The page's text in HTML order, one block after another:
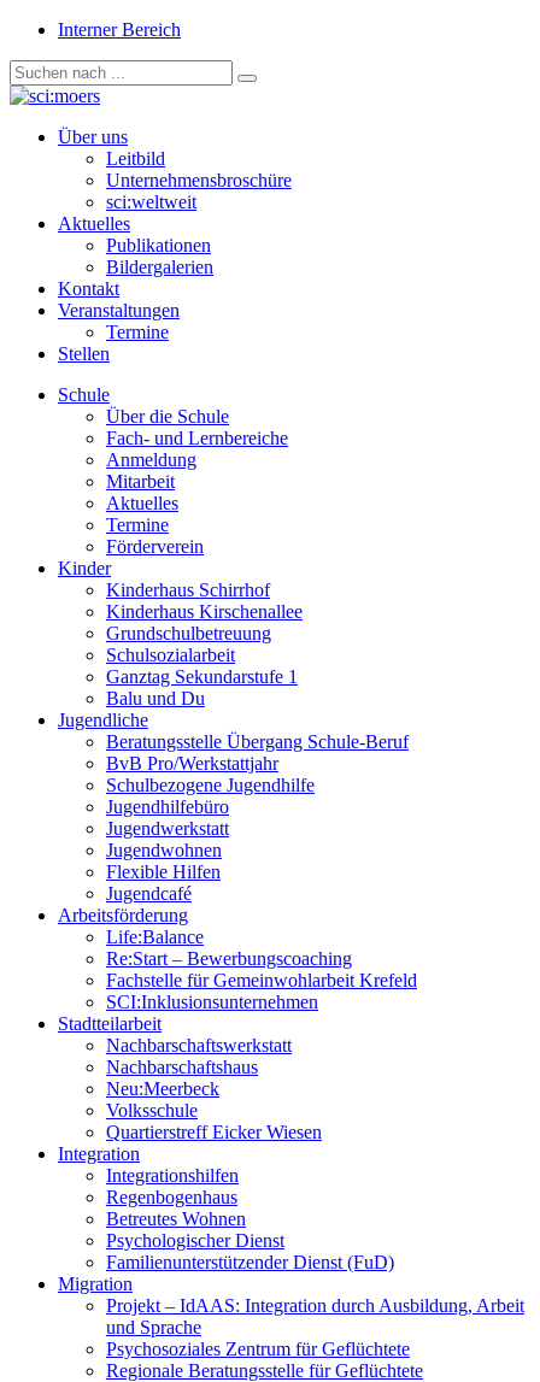
Interner Bereich
Über uns
Leitbild
Unternehmensbroschüre
sci:weltweit
Aktuelles
Publikationen
Bildergalerien
Kontakt
Veranstaltungen
Termine
Stellen
Schule
Über die Schule
Fach- und Lernbereiche
Anmeldung
Mitarbeit
Aktuelles
Termine
Förderverein
Kinder
Kinderhaus Schirrhof
Kinderhaus Kirschenallee
Grundschulbetreuung
Schulsozialarbeit
Ganztag Sekundarstufe 1
Balu und Du
Jugendliche
Beratungsstelle Übergang Schule-Beruf
BvB Pro/Werkstattjahr
Schulbezogene Jugendhilfe
Jugendhilfebüro
Jugendwerkstatt
Jugendwohnen
Flexible Hilfen
Jugendcafé
Arbeitsförderung
Life:Balance
Re:Start – Bewerbungscoaching
Fachstelle für Gemeinwohlarbeit Krefeld
SCI:Inklusionsunternehmen
Stadtteilarbeit
Nachbarschaftswerkstatt
Nachbarschaftshaus
Neu:Meerbeck
Volksschule
Quartierstreff Eicker Wiesen
Integration
Integrationshilfen
Regenbogenhaus
Betreutes Wohnen
Psychologischer Dienst
Familienunterstützender Dienst (FuD)
Migration
Projekt – IdAAS: Integration durch Ausbildung, Arbeit
und Sprache
Psychosoziales Zentrum für Geflüchtete
Regionale Beratungsstelle für Geflüchtete